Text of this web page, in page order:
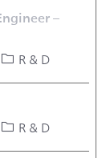
–
Category
R & D
Category
R & D